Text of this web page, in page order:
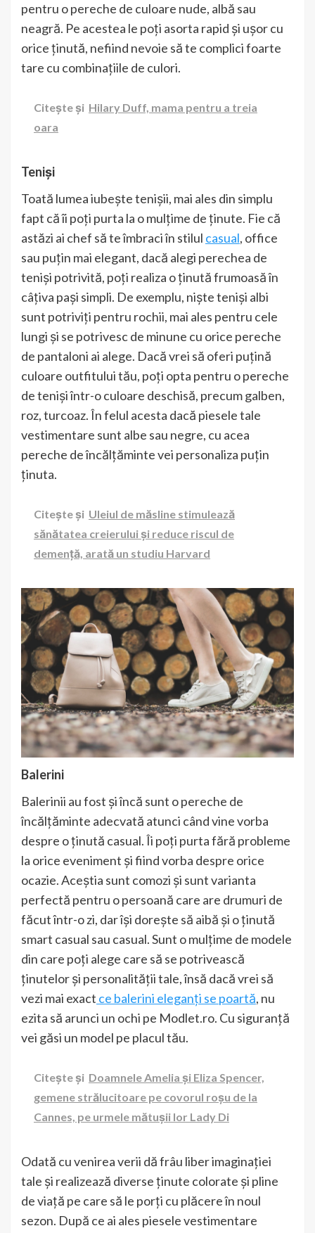
pentru o pereche de culoare nude, albă sau
neagră. Pe acestea le poți asorta rapid și ușor cu
orice ținută, nefiind nevoie să te complici foarte
tare cu combinațiile de culori.
Citește și Hilary Duff, mama pentru a treia
oara
Teniși
Toată lumea iubește tenișii, mai ales din simplu
fapt că îi poți purta la o mulțime de ținute. Fie că
astăzi ai chef să te îmbraci în stilul casual, office
sau puțin mai elegant, dacă alegi perechea de
teniși potrivită, poți realiza o ținută frumoasă în
câțiva pași simpli. De exemplu, niște teniși albi
sunt potriviți pentru rochii, mai ales pentru cele
lungi și se potrivesc de minune cu orice pereche
de pantaloni ai alege. Dacă vrei să oferi puțină
culoare outfitului tău, poți opta pentru o pereche
de teniși într-o culoare deschisă, precum galben,
roz, turcoaz. În felul acesta dacă piesele tale
vestimentare sunt albe sau negre, cu acea
pereche de încălțăminte vei personaliza puțin
ținuta.
Citește și Uleiul de măsline stimulează
sănătatea creierului și reduce riscul de
demență, arată un studiu Harvard
Balerini
Balerinii au fost și încă sunt o pereche de
încălțăminte adecvată atunci când vine vorba
despre o ținută casual. Îi poți purta fără probleme
la orice eveniment și fiind vorba despre orice
ocazie. Aceștia sunt comozi și sunt varianta
perfectă pentru o persoană care are drumuri de
făcut într-o zi, dar își dorește să aibă și o ținută
smart casual sau casual. Sunt o mulțime de modele
din care poți alege care să se potrivească
ținutelor și personalității tale, însă dacă vrei să
vezi mai exact ce balerini eleganți se poartă, nu
ezita să arunci un ochi pe Modlet.ro. Cu siguranță
vei găsi un model pe placul tău.
Citește și Doamnele Amelia și Eliza Spencer,
gemene strălucitoare pe covorul roșu de la
Cannes, pe urmele mătușii lor Lady Di
Odată cu venirea verii dă frâu liber imaginației
tale și realizează diverse ținute colorate și pline
de viață pe care să le porți cu plăcere în noul
sezon. După ce ai ales piesele vestimentare